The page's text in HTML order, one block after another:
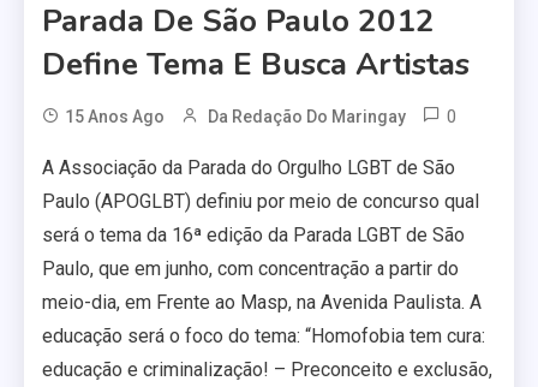
Parada De São Paulo 2012
Define Tema E Busca Artistas
15 Anos Ago Da Redação Do Maringay 0
A Associação da Parada do Orgulho LGBT de São
Paulo (APOGLBT) definiu por meio de concurso qual
será o tema da 16ª edição da Parada LGBT de São
Paulo, que em junho, com concentração a partir do
meio-dia, em Frente ao Masp, na Avenida Paulista. A
educação será o foco do tema: “Homofobia tem cura:
educação e criminalização! – Preconceito e exclusão,